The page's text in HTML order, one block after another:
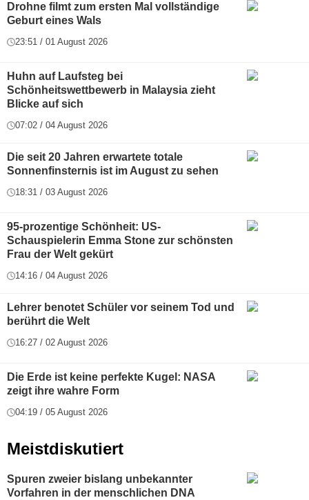
Drohne filmt zum ersten Mal vollständige
Geburt eines Wals
23:51 / 01 August 2026
Huhn auf Laufsteg bei
Schönheitswettbewerb in Malaysia zieht
Blicke auf sich
07:02 / 04 August 2026
Die seit 20 Jahren erwartete totale
Sonnenfinsternis ist im August zu sehen
18:31 / 03 August 2026
95-prozentige Schönheit: US-
Schauspielerin Emma Stone zur schönsten
Frau der Welt gekürt
14:16 / 04 August 2026
Lehrer benotet Schüler vor seinem Tod und
berührt die Welt
16:27 / 02 August 2026
Die Erde ist keine perfekte Kugel: NASA
zeigt ihre wahre Form
04:19 / 05 August 2026
Meistdiskutiert
Spuren zweier bislang unbekannter
Vorfahren in der menschlichen DNA